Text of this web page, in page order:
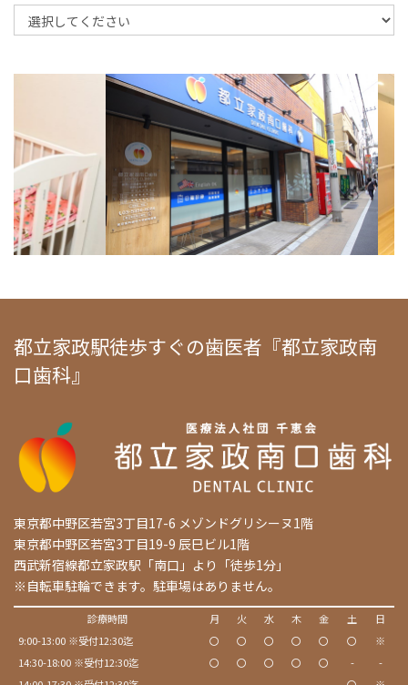
都立家政駅徒歩すぐの歯医者『都立家政南
口歯科』
東京都中野区若宮3丁目17-6 メゾンドグリシーヌ1階
東京都中野区若宮3丁目19-9 辰巳ビル1階
西武新宿線都立家政駅「南口」より「徒歩1分」
※自転車駐輪できます。駐車場はありません。
診療時間 月 火 水 木 金 土
日
9:00-13:00 ※受付12:30迄
〇 〇 〇 〇 〇 〇
※
14:30-18:00 ※受付12:30迄
〇 〇 〇 〇 〇 -
-